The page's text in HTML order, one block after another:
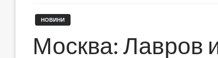
НОВИНИ
Москва: Лавров